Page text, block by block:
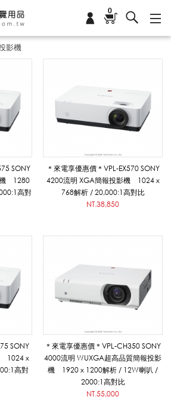
0
影機
SONY
機 1280
高對
＊來電享優惠價＊VPL-EX570 SONY
4200流明 XGA簡報投影機 1024 x
768解析 / 20,000:1高對比
NT.38,850
SONY
1024 x
高對
＊來電享優惠價＊VPL-CH350 SONY
4000流明 WUXGA超高品質簡報投影
機 1920 x 1200解析 / 12W喇叭 /
2000:1高對比
NT.55,000